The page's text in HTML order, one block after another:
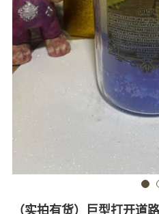
（实拍有货）巨型打开道